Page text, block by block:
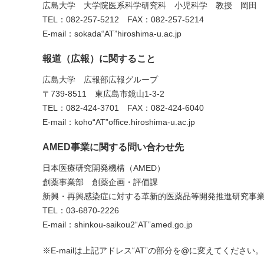
広島大学 大学院医系科学研究科 小児科学 教授 岡田
TEL：082-257-5212 FAX：082-257-5214
E-mail：sokada“AT”hiroshima-u.ac.jp
報道（広報）に関すること
広島大学 広報部広報グループ
〒739-8511 東広島市鏡山1-3-2
TEL：082-424-3701 FAX：082-424-6040
E-mail：koho“AT”office.hiroshima-u.ac.jp
AMED事業に関する問い合わせ先
日本医療研究開発機構（AMED）
創薬事業部 創薬企画・評価課
新興・再興感染症に対する革新的医薬品等開発推進研究事
TEL：03-6870-2226
E-mail：shinkou-saikou2“AT”amed.go.jp
※E-mailは上記アドレス“AT”の部分を@に変えてください。